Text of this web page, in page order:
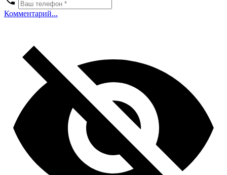
Комментарий...